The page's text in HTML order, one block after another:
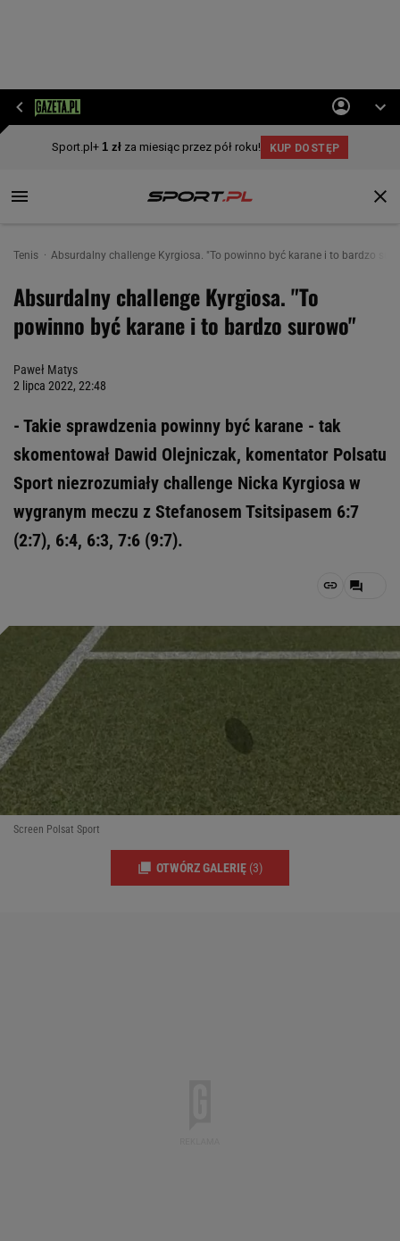
Tenis Absurdalny challenge Kyrgiosa. "To powinno być karane i to bardzo
Absurdalny challenge Kyrgiosa. "To
powinno być karane i to bardzo surowo"
Paweł Matys
2 lipca 2022, 22:48
- Takie sprawdzenia powinny być karane - tak
skomentował Dawid Olejniczak, komentator Polsatu
Sport niezrozumiały challenge Nicka Kyrgiosa w
wygranym meczu z Stefanosem Tsitsipasem 6:7
(2:7), 6:4, 6:3, 7:6 (9:7).
Screen Polsat Sport
OTWÓRZ GALERIĘ (3)